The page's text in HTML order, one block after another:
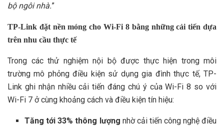
bộ ngôi nhà.”
TP-Link đặt nền móng cho Wi-Fi 8 bằng những cải tiến dựa
trên nhu cầu thực tế
Trong các thử nghiệm nội bộ được thực hiện trong môi
trường mô phỏng điều kiện sử dụng gia đình thực tế, TP-
Link ghi nhận nhiều cải tiến đáng chú ý của Wi-Fi 8 so với
Wi-Fi 7 ở cùng khoảng cách và điều kiện tín hiệu:
Tăng tới 33% thông lượng nhờ cải tiến công nghệ điều